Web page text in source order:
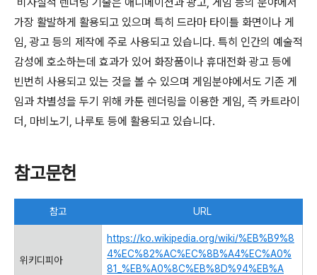
가장 활발하게 활용되고 있으며 특히 드라마 타이틀 화면이나 게
임, 광고 등의 제작에 주로 사용되고 있습니다. 특히 인간의 예술적
감성에 호소하는데 효과가 있어 화장품이나 휴대전화 광고 등에
빈번히 사용되고 있는 것을 볼 수 있으며 게임분야에서도 기존 게
임과 차별성을 두기 위해 카툰 렌더링을 이용한 게임, 즉 카트라이
더, 마비노기, 나루토 등에 활용되고 있습니다.
참고문헌
참고 URL
위키디피아
https://ko.wikipedia.org/wiki/%EB%B9%8
4%EC%82%AC%EC%8B%A4%EC%A0%
81_%EB%A0%8C%EB%8D%94%EB%A